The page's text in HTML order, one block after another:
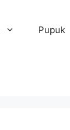
Pupuk